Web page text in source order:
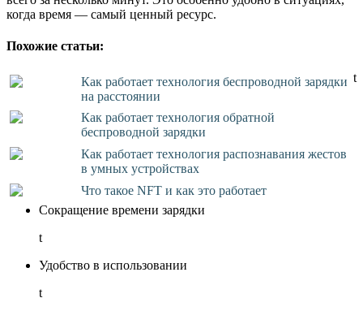
когда время — самый ценный ресурс.
Похожие статьи:
Как работает технология беспроводной зарядки
на расстоянии
Как работает технология обратной
беспроводной зарядки
Как работает технология распознавания жестов
в умных устройствах
Что такое NFT и как это работает
t
Сокращение времени зарядки
t
Удобство в использовании
t